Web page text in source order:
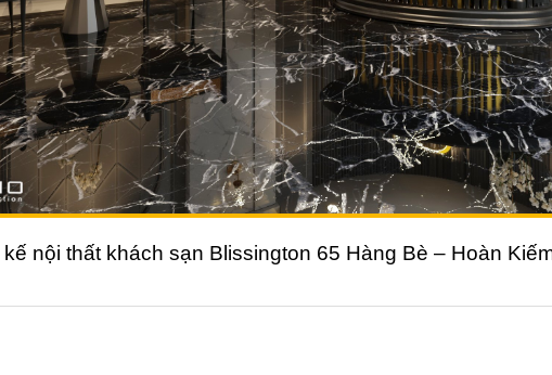
nội thất khách sạn Blissington 65 Hàng Bè – Hoàn